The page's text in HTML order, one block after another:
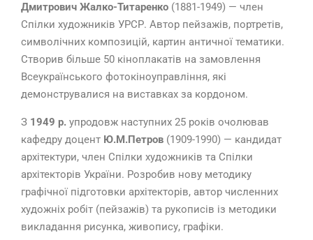
Дмитрович Жалко-Титаренко (1881-1949) — член
Спілки художників УРСР. Автор пейзажів, портретів,
символічних композицій, картин античної тематики.
Створив більше 50 кіноплакатів на замовлення
Всеукраїнського фотокіноуправління, які
демонструвалися на виставках за кордоном.
З 1949 р. упродовж наступних 25 років очолював
кафедру доцент Ю.М.Петров (1909-1990) — кандидат
архітектури, член Спілки художників та Спілки
архітекторів України. Розробив нову методику
графічної підготовки архітекторів, автор численних
художніх робіт (пейзажів) та рукописів із методики
викладання рисунка, живопису, графіки.